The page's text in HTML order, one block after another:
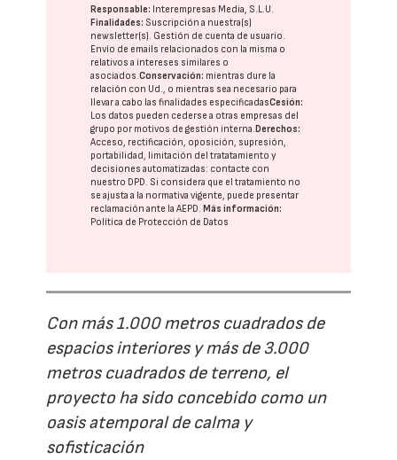
Responsable: Interempresas Media, S.L.U.
Finalidades: Suscripción a nuestra(s)
newsletter(s). Gestión de cuenta de usuario.
Envío de emails relacionados con la misma o
relativos a intereses similares o
asociados.Conservación: mientras dure la
relación con Ud., o mientras sea necesario para
llevar a cabo las finalidades especificadasCesión:
Los datos pueden cederse a otras empresas del
grupo por motivos de gestión interna. Derechos:
Acceso, rectificación, oposición, supresión,
portabilidad, limitación del tratatamiento y
decisiones automatizadas: contacte con
nuestro DPD. Si considera que el tratamiento no
se ajusta a la normativa vigente, puede presentar
reclamación ante laAEPD. Más información:
Política de Protección de Datos
Con más 1.000 metros cuadrados de
espacios interiores y más de 3.000
metros cuadrados de terreno, el
proyecto ha sido concebido como un
oasis atemporal de calma y
sofisticación